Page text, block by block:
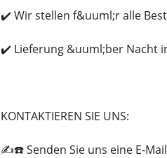
✔️ Wir stellen f&uuml;r alle
✔️ Lieferung &uuml;ber Nacht
KONTAKTIEREN SIE UNS:
✍️☎️ Senden Sie uns eine E-